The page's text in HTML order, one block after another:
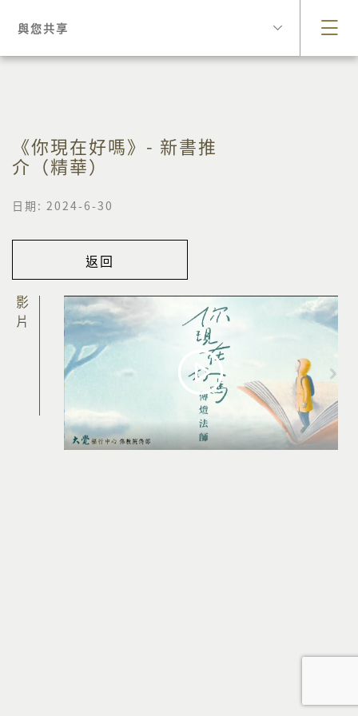
與您共享
《你現在好嗎》- 新書推
介（精華）
日期: 2024-6-30
返回
影片